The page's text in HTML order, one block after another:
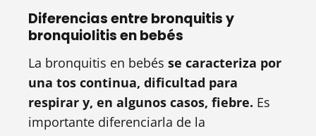
Diferencias entre bronquitis y
bronquiolitis en bebés
La bronquitis en bebés se caracteriza por
una tos continua, dificultad para
respirar y, en algunos casos, fiebre. Es
importante diferenciarla de la